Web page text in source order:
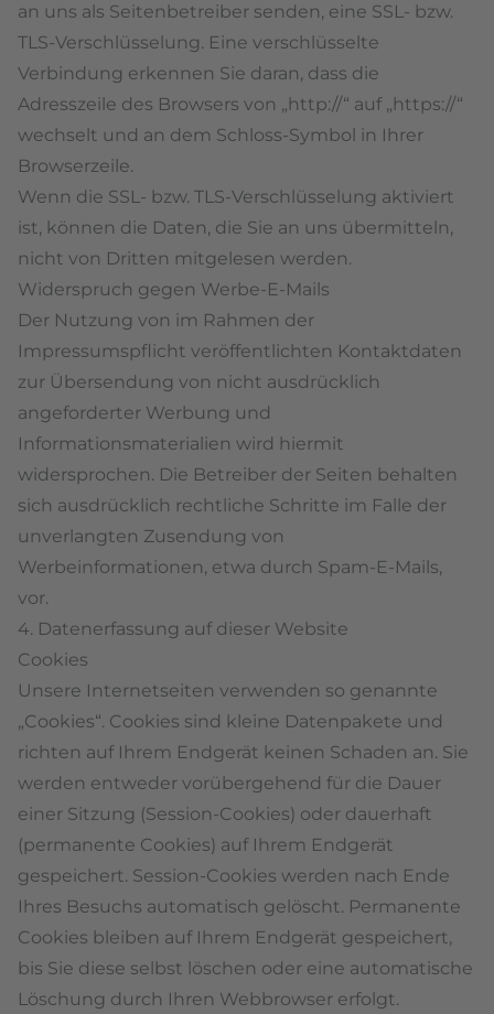
an uns als Seitenbetreiber senden, eine SSL- bzw.
TLS-Verschlüsselung. Eine verschlüsselte
Verbindung erkennen Sie daran, dass die
Adresszeile des Browsers von „http://“ auf „https://“
wechselt und an dem Schloss-Symbol in Ihrer
Browserzeile.
Wenn die SSL- bzw. TLS-Verschlüsselung aktiviert
ist, können die Daten, die Sie an uns übermitteln,
nicht von Dritten mitgelesen werden.
Widerspruch gegen Werbe-E-Mails
Der Nutzung von im Rahmen der
Impressumspflicht veröffentlichten Kontaktdaten
zur Übersendung von nicht ausdrücklich
angeforderter Werbung und
Informationsmaterialien wird hiermit
widersprochen. Die Betreiber der Seiten behalten
sich ausdrücklich rechtliche Schritte im Falle der
unverlangten Zusendung von
Werbeinformationen, etwa durch Spam-E-Mails,
vor.
4. Datenerfassung auf dieser Website
Cookies
Unsere Internetseiten verwenden so genannte
„Cookies“. Cookies sind kleine Datenpakete und
richten auf Ihrem Endgerät keinen Schaden an. Sie
werden entweder vorübergehend für die Dauer
einer Sitzung (Session-Cookies) oder dauerhaft
(permanente Cookies) auf Ihrem Endgerät
gespeichert. Session-Cookies werden nach Ende
Ihres Besuchs automatisch gelöscht. Permanente
Cookies bleiben auf Ihrem Endgerät gespeichert,
bis Sie diese selbst löschen oder eine automatische
Löschung durch Ihren Webbrowser erfolgt.